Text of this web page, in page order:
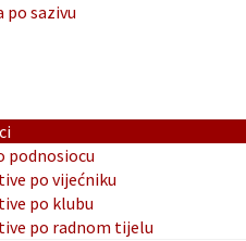
sazivu
podnosiocu
po vijećniku
po klubu
po radnom tijelu